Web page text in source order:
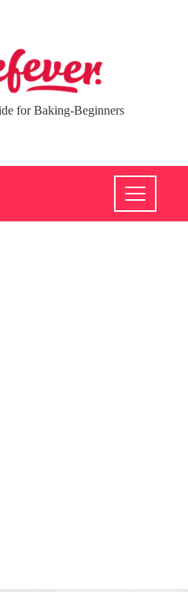
for Baking-Beginners